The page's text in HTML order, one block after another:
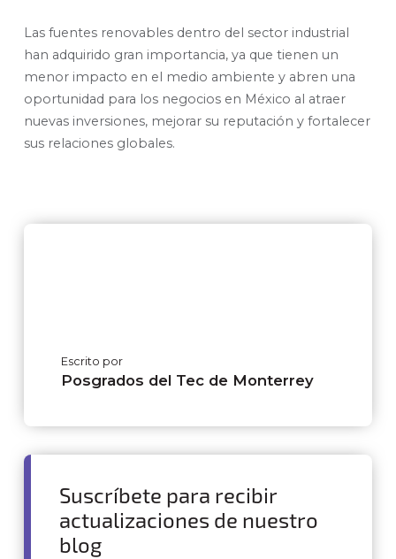
Las fuentes renovables dentro del sector industrial
han adquirido gran importancia, ya que tienen un
menor impacto en el medio ambiente y abren una
oportunidad para los negocios en México al atraer
nuevas inversiones, mejorar su reputación y fortalecer
sus relaciones globales.
Escrito por
Posgrados del Tec de Monterrey
Suscríbete para recibir
actualizaciones de nuestro
blog